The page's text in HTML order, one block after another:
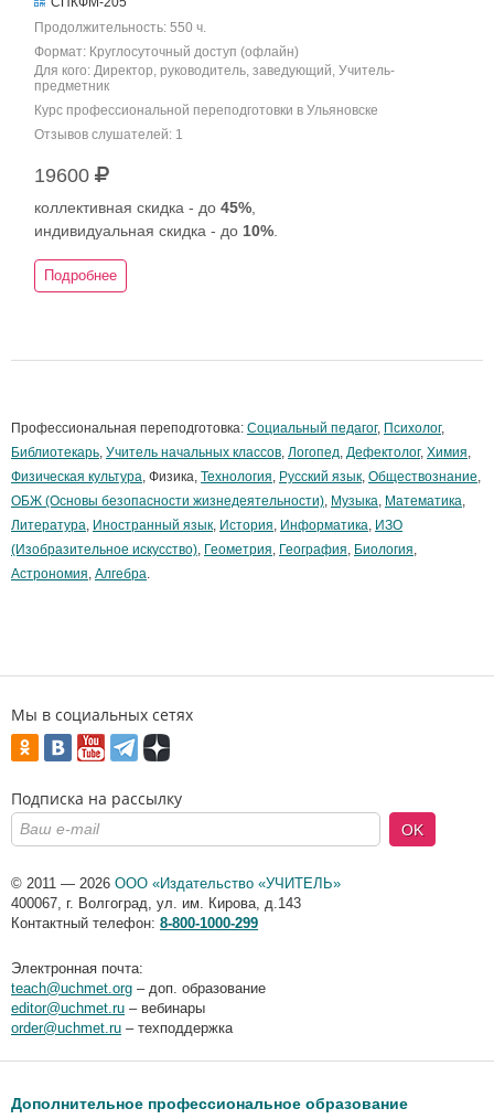
Продолжительность: 550 ч.
Формат: Круглосуточный доступ (офлайн)
Для кого: Директор, руководитель, заведующий, Учитель-
предметник
Курс профессиональной переподготовки в Ульяновске
Отзывов слушателей: 1
19600
коллективная скидка - до 45%
индивидуальная скидка - до 10%
Подробнее
Профессиональная переподготовка: Социальный педагог, Психолог,
Библиотекарь, Учитель начальных классов, Логопед, Дефектолог, Химия,
Физическая культура, Физика, Технология, Русский язык, Обществознание,
ОБЖ (Основы безопасности жизнедеятельности), Музыка, Математика,
Литература, Иностранный язык, История, Информатика, ИЗО
(Изобразительное искусство), Геометрия, География, Биология,
Астрономия, Алгебра.
Мы в социальных сетях
Подписка на рассылку
OK
© 2011 — 2026 ООО «Издательство «УЧИТЕЛЬ»
400067, г. Волгоград, ул. им. Кирова, д.143
Контактный телефон: 8-800-1000-299
Электронная почта:
teach@uchmet.org – доп. образование
editor@uchmet.ru – вебинары
order@uchmet.ru – техподдержка
Дополнительное профессиональное образование